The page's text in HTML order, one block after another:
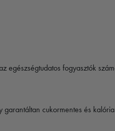
egészségtudatos fogyasztók
garantáltan cukormentes és